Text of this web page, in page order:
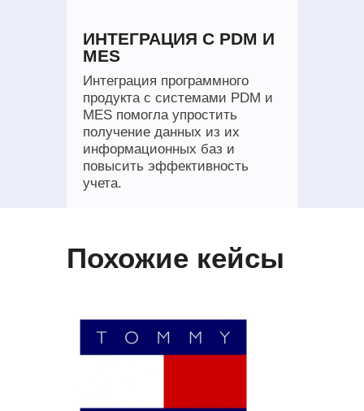
ИНТЕГРАЦИЯ С PDM И
MES
Интеграция программного
продукта с системами PDM и
MES помогла упростить
получение данных из их
информационных баз и
повысить эффективность
учета.
Похожие кейсы